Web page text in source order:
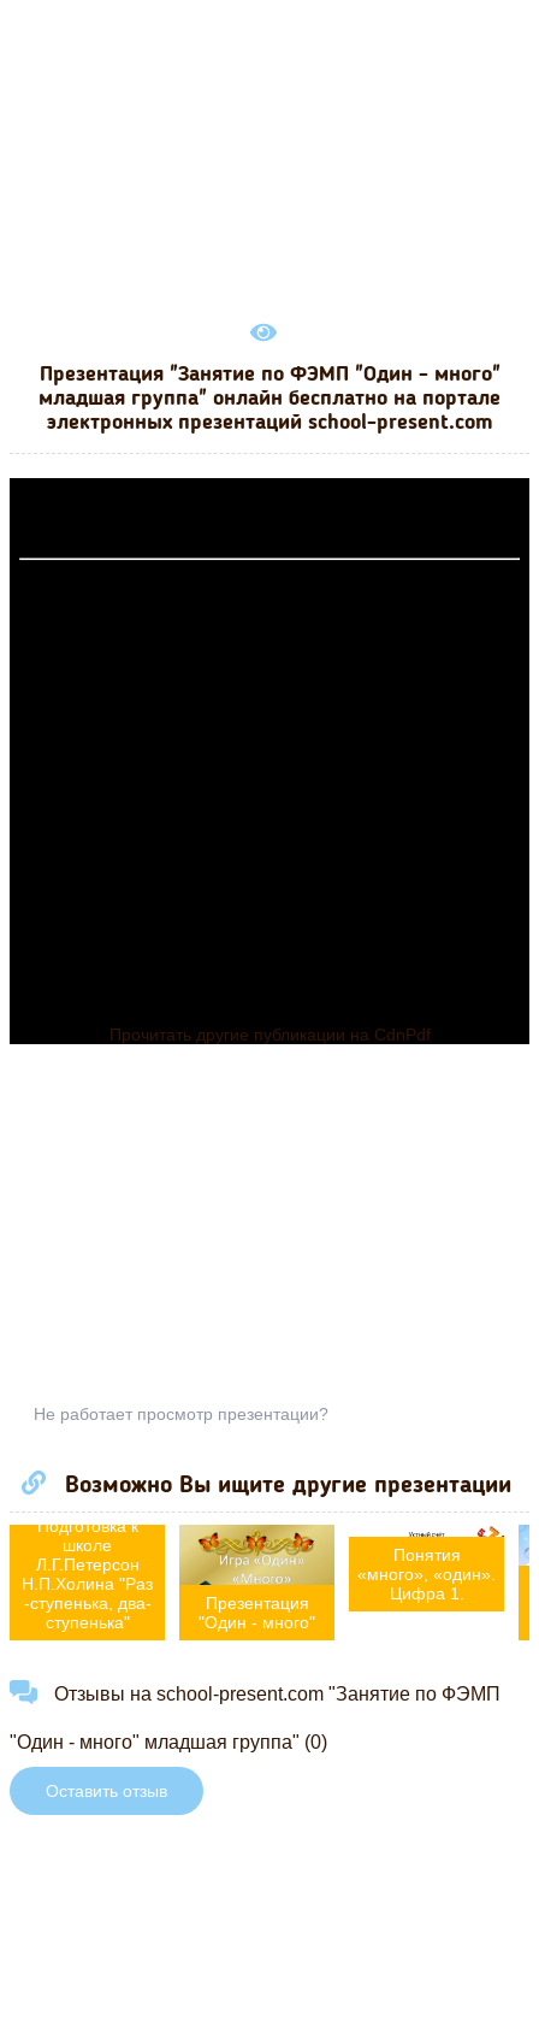
Презентация "Занятие по ФЭМП "Один - много"
младшая группа" онлайн бесплатно на портале
электронных презентаций school-present.com
Прочитать другие публикации на CdnPdf
Не работает просмотр презентации?
Возможно Вы ищите другие презентации
математике на
тему: Занятие 15
"Один - много".
Подготовка к
школе
Л.Г.Петерсон
Н.П.Холина "Раз
-ступенька, два-
ступенька"
Презентация
"Один - много"
Понятия
«много», «один».
Цифра 1.
Отзывы на school-present.com "Занятие по ФЭМП
"Один - много" младшая группа" (0)
Оставить отзыв